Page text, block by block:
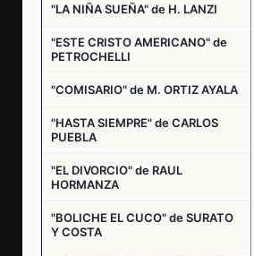
"LA NIÑA SUEÑA" de H. LANZI
"ESTE CRISTO AMERICANO" de
PETROCHELLI
"COMISARIO" de M. ORTIZ AYALA
"HASTA SIEMPRE" de CARLOS
PUEBLA
"EL DIVORCIO" de RAUL
HORMANZA
"BOLICHE EL CUCO" de SURATO
Y COSTA